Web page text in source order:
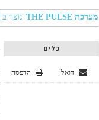
מערכת THE PULSE נוצר ב 22.01.2012 09:01
כלים
הדפסה דואל